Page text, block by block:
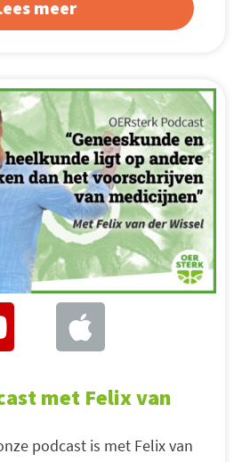
meer
met Felix van
podcast is met Felix van